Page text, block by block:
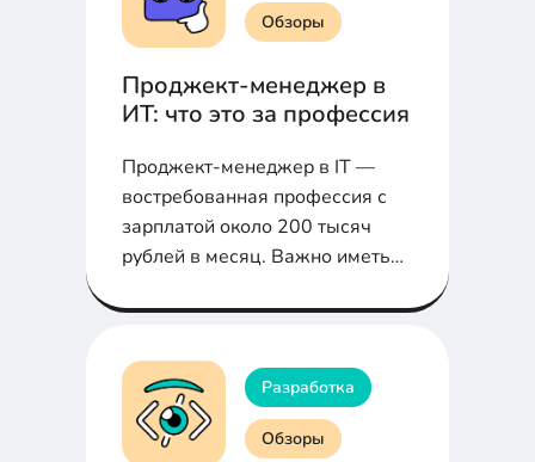
Обзоры
Проджект-менеджер в
ИТ: что это за профессия
Проджект-менеджер в IT —
востребованная профессия с
зарплатой около 200 тысяч
рублей в месяц. Важно иметь
знание специфики ИТ для
Разработка
Обзоры